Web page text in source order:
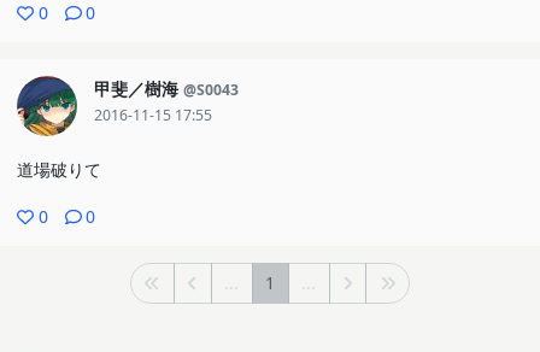
0 0
甲斐／樹海 @S0043
2016-11-15 17:55
道場破りて
0 0
... 1 ...